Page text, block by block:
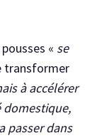
« se
transformer
à accélérer
domestique,
passer dans